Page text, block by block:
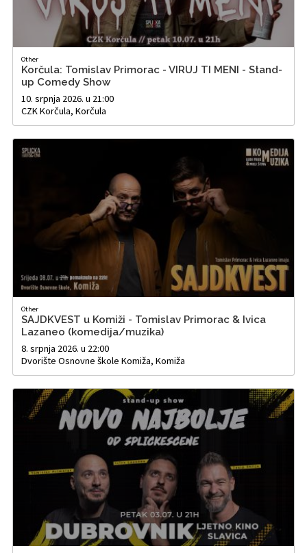
Other
Korčula: Tomislav Primorac - VIRUJ TI MENI - Stand-
up Comedy Show
10. srpnja 2026. u 21:00
CZK Korčula, Korčula
Other
SAJDKVEST u Komiži - Tomislav Primorac & Ivica
Lazaneo (komedija/muzika)
8. srpnja 2026. u 22:00
Dvorište Osnovne škole Komiža, Komiža